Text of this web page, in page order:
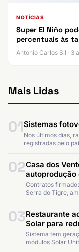
NOTÍCIAS
Super El Niño
percentuais às
Antonio Carlos Sil · 3
Mais Lidas
01Sistemas
Nos últimos dias,
registradas pelo
02Casa dos
autoprodução
Contratos
Serra do Tigre,
03Restaurante
Solar para
Sistema tem
módulos Solar Unit